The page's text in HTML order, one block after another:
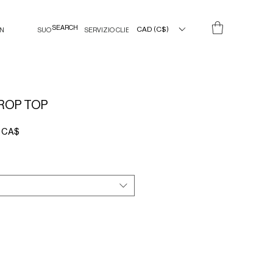
SUO SERVIZIO CLIENTICAD (C$)
TOP